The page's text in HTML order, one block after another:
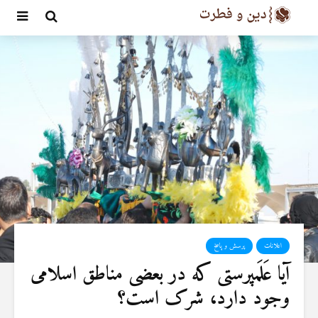
اعلانات پرسش و پاسخ
آیا عَلَمپرستی که در بعضی مناطق اسلامی
وجود دارد، شرک است؟